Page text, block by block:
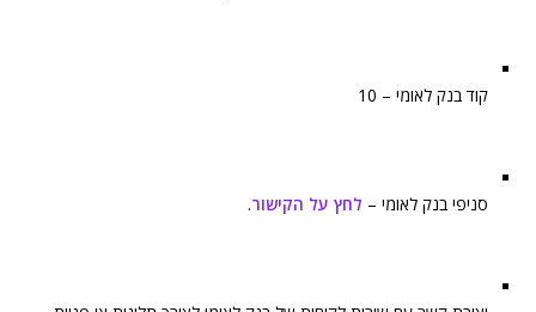
קוד בנק לאומי – 10
סניפי בנק לאומי – לחץ על הקישור.